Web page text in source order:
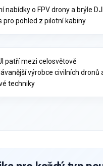
nabídky o FPV drony a brýle DJI
pro pohled z pilotní kabiny
patří mezi celosvětově
výrobce civilních dronů
techniky